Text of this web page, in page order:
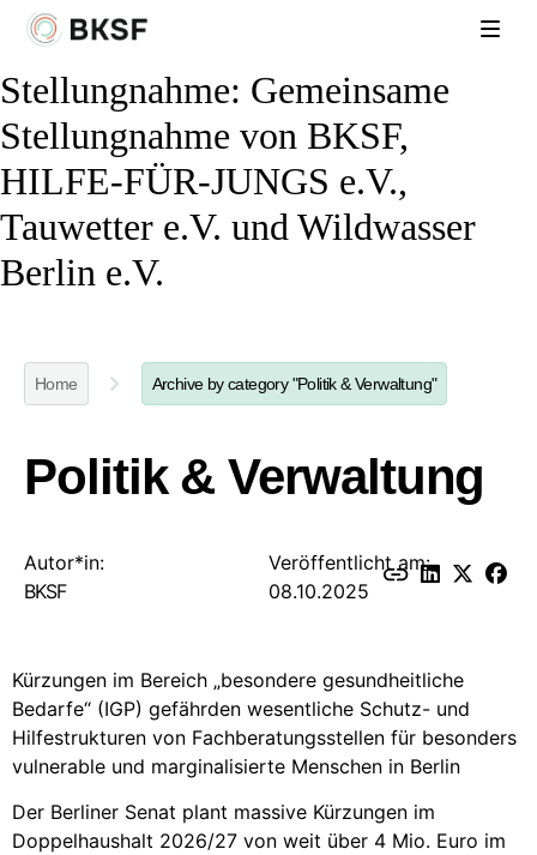
Stellungnahme: Gemeinsame
Stellungnahme von BKSF,
HILFE-FÜR-JUNGS e.V.,
Tauwetter e.V. und Wildwasser
Berlin e.V.
Home Archive by category "Politik & Verwaltung"
Politik & Verwaltung
Autor*in:
BKSF
Veröffentlicht am:
08.10.2025
Kürzungen im Bereich „besondere gesundheitliche
Bedarfe“ (IGP) gefährden wesentliche Schutz- und
Hilfestrukturen von Fachberatungsstellen für besonders
vulnerable und marginalisierte Menschen in Berlin
Der Berliner Senat plant massive Kürzungen im
Doppelhaushalt 2026/27 von weit über 4 Mio. Euro im